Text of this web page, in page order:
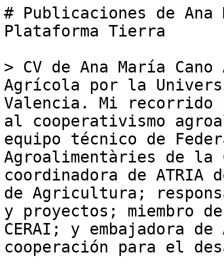
# Publicaciones de Ana
Plataforma Tierra
> CV de Ana María
Agrícola por la
Valencia. Mi recorrido
al cooperativismo
equipo técnico de
Agroalimentàries de la
coordinadora de
de Agricultura;
y proyectos; miembro
CERAI; y embajadora
cooperación para el